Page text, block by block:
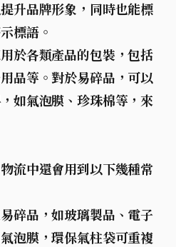
升品牌形象，同時也能標
標語。
於各類產品的包裝，包括
品等。對於易碎品，可以
如氣泡膜、珍珠棉等，來
流中還會用到以下幾種常
易碎品，如玻璃製品、電子
泡膜，環保氣柱袋可重複